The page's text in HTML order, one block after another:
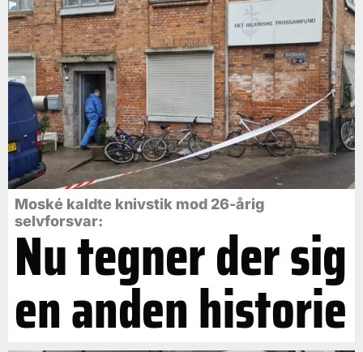
Moské kaldte knivstik mod 26-årig
selvforsvar:
Nu tegner der sig
en anden historie